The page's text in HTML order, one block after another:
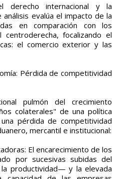
derecho internacional y la
evalúa el impacto de la
en comparación con los
focalizando el
el comercio exterior y las
Pérdida de competitividad
pulmón del crecimiento
colaterales" de una política
pérdida de competitividad
mercantil e institucional:
El encarecimiento de los
por sucesivas subidas del
productividad— y la elevada